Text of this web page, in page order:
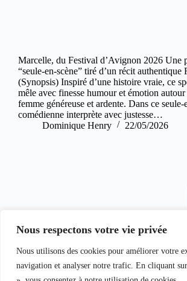
Nous respectons votre vie privée
Nous utilisons des cookies pour améliorer votre
navigation et analyser notre trafic. En cliquant
Marcelle, du Festival d’Avignon 2026 Une
“seule-en-scène” tiré d’un récit authentique
(Synopsis) Inspiré d’une histoire vraie, ce
mêle avec finesse humour et émotion autour
femme généreuse et ardente. Dans ce seule-
comédienne interprète avec justesse…
Dominique Henry
22/05/2026
Equipe du
magazine
Contact
S